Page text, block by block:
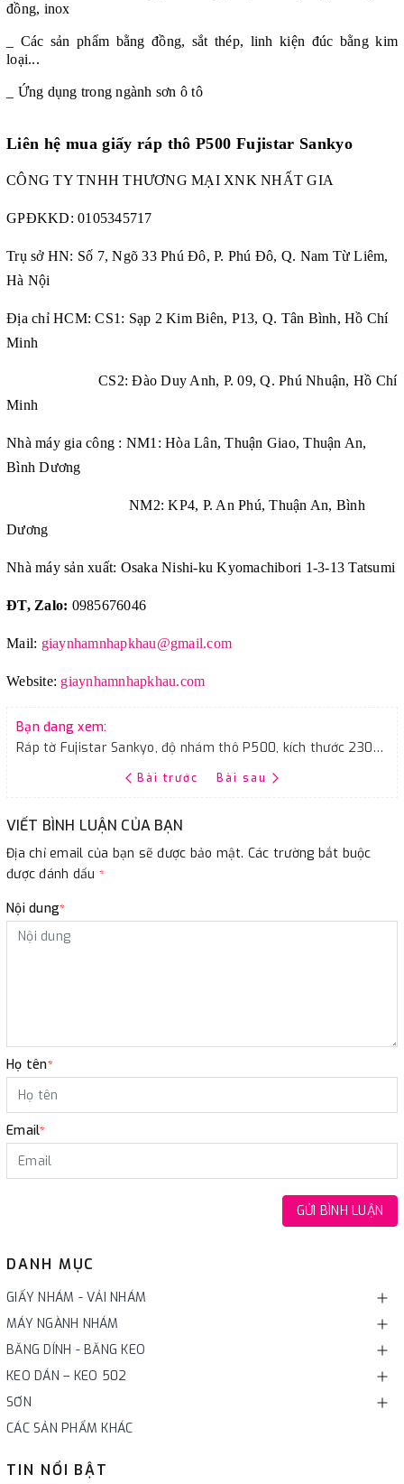
DANH MỤC
GIẤY NHÁM - VẢI NHÁM
MÁY NGÀNH NHÁM
BĂNG DÍNH - BĂNG KEO
KEO DÁN – KEO 502
SƠN
CÁC SẢN PHẨM KHÁC
TIN NỔI BẬT
đồng, inox
_ Các sản phẩm bằng đồng, sắt thép, linh kiện đúc bằng kim
loại...
_ Ứng dụng trong ngành sơn ô tô
Liên hệ mua giấy ráp thô P500 Fujistar Sankyo
CÔNG TY TNHH THƯƠNG MẠI XNK NHẤT GIA
GPĐKKD: 0105345717
Trụ sở HN: Số 7, Ngõ 33 Phú Đô, P. Phú Đô, Q. Nam Từ Liêm,
Hà Nội
Địa chỉ HCM: CS1: Sạp 2 Kim Biên, P13, Q. Tân Bình, Hồ Chí
Minh
CS2: Đào Duy Anh, P. 09, Q. Phú Nhuận, Hồ Chí
Minh
Nhà máy gia công : NM1: Hòa Lân, Thuận Giao, Thuận An,
Bình Dương
NM2: KP4, P. An Phú, Thuận An, Bình
Dương
Nhà máy sản xuất: Osaka Nishi-ku Kyomachibori 1-3-13 Tatsumi
ĐT, Zalo: 0985676046
Mail: giaynhamnhapkhau@gmail.com
Website: giaynhamnhapkhau.com
Bạn đang xem:
Ráp tờ Fujistar Sankyo, độ nhám thô P500, kích thước 230mmx280mm
Bài trước Bài sau
VIẾT BÌNH LUẬN CỦA BẠN
Địa chỉ email của bạn sẽ được bảo mật. Các trường bắt buộc
được đánh dấu *
Nội dung*
Họ tên*
Email*
GỬI BÌNH LUẬN